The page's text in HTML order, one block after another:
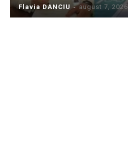
Flavia DANCIU - august 7, 2026